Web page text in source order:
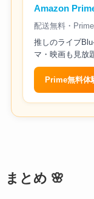
Amazon
配送無料・
推しのライブ
マ・映画も見放
Prime無料
まとめ 🌸